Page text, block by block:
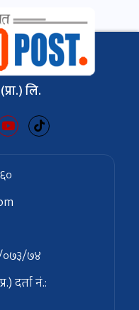
लि.
०७३/७४
दर्ता नं.: